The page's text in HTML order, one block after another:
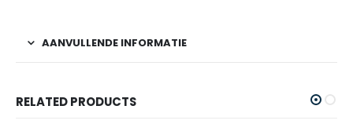
AANVULLENDE INFORMATIE
RELATED PRODUCTS